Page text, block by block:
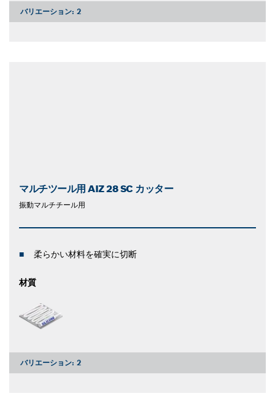
バリエーション: 2
マルチツール用 AIZ 28 SC カッター
振動マルチチール用
柔らかい材料を確実に切断
材質
バリエーション: 2